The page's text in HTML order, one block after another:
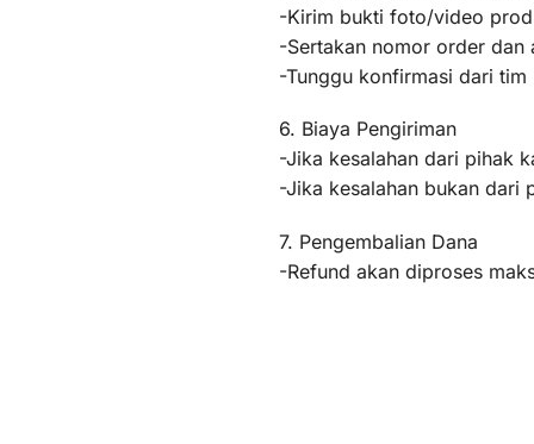
-Kirim bukti foto/video
-Sertakan nomor order dan
-Tunggu konfirmasi dari
6. Biaya Pengiriman
-Jika kesalahan dari pihak
-Jika kesalahan bukan
7. Pengembalian Dana
-Refund akan diproses